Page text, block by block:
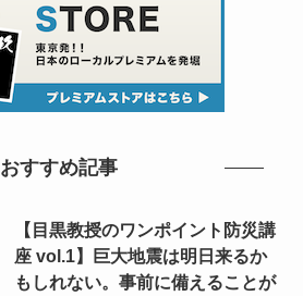
おすすめ記事
【目黒教授のワンポイント防災講
座 vol.1】巨大地震は明日来るか
もしれない。事前に備えることが